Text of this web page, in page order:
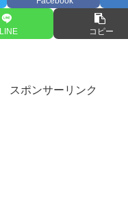
LINE コピー
スポンサーリンク